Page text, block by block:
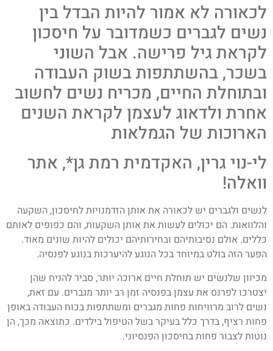
לכאורה לא אמור להיות הבדל בין
נשים לגברים כשמדובר על חיסכון
לקראת גיל פרישה. אבל השוני
בשכר, בהשתתפות בשוק העבודה
ובתוחלת החיים, מכריח נשים לחשוב
אחרת ולדאוג לעצמן לקראת השנים
הארוכות של הגמלאות
לי-נוי גרין, האקדמית רמת גן*, אתר
וואלה!
לנשים ולגברים יש לכאורה את אותן הזדמנויות לחיסכון, השקעה
והלוואות. הם יכולים לעשות את אותן השקעות, והם כפופים לאותם
כללים. אולם נסיבותיהם ובחירותיהם יכולים להיות שונים מאוד.
הפער הזה בולט במיוחד בכל הנוגע להיערכות בנוגע לפנסיה.
מכיוון שלנשים יש תוחלת חיים ארוכה יותר, סביר להניח שהן
יצטרכו לפרנס את עצמן בפנסיה זמן רב יותר מגברים. עם זאת,
נשים לרוב מרוויחות פחות מגברים ומשתתפות בכוח העבודה באופן
פחות רציף, בדרך כלל בעיקר בשל הטיפול בילדים. כתוצאה מכך, הן
נוטות לצבור פחות בחיסכון הפנסיוני.